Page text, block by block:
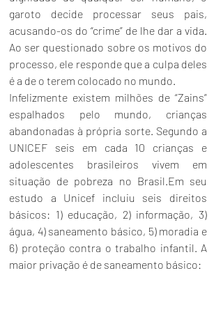
garoto decide processar seus pais,
acusando-os do “crime” de lhe dar a vida.
Ao ser questionado sobre os motivos do
processo, ele responde que a culpa deles
é a de o terem colocado no mundo.
Infelizmente existem milhões de “Zains”
espalhados pelo mundo, crianças
abandonadas à própria sorte. Segundo a
UNICEF seis em cada 10 crianças e
adolescentes brasileiros vivem em
situação de pobreza no Brasil.Em seu
estudo a Unicef incluiu seis direitos
básicos: 1) educação, 2) informação, 3)
água, 4) saneamento básico, 5) moradia e
6) proteção contra o trabalho infantil. A
maior privação é de saneamento básico: